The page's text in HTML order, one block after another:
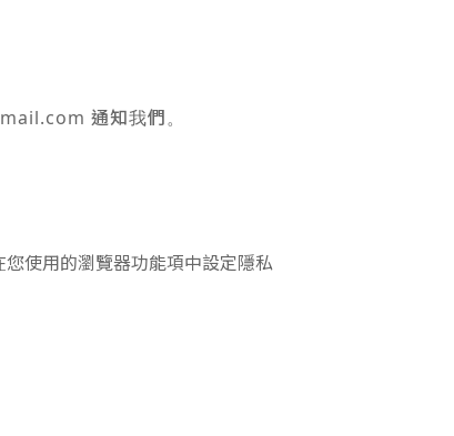
通知我們。
使用的瀏覽器功能項中設定隱私